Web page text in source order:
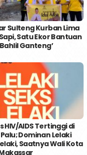
Sulteng Kurban Lima
Satu Ekor Bantuan
Bahlil Ganteng’
HIV/AIDS Tertinggi di
Dominan Lelaki
Saatnya Wali Kota